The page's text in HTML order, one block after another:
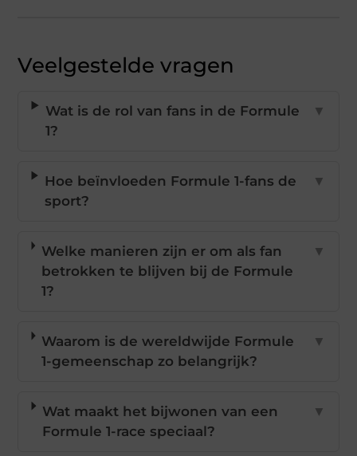
Veelgestelde vragen
Wat is de rol van fans in de Formule
1?
▼
Hoe beïnvloeden Formule 1-fans de
sport?
▼
Welke manieren zijn er om als fan
betrokken te blijven bij de Formule
1?
▼
Waarom is de wereldwijde Formule
1-gemeenschap zo belangrijk?
▼
Wat maakt het bijwonen van een
Formule 1-race speciaal?
▼